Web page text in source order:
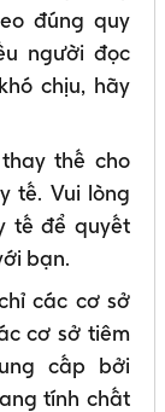
đúng quy
người đọc
chịu, hãy
thế cho
tế. Vui lòng
tế để quyết
bạn.
các cơ sở
cơ sở tiêm
cấp bởi
tính chất